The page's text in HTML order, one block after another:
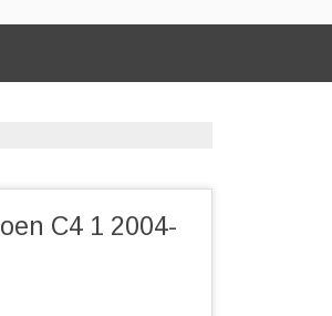
C4 1 2004-